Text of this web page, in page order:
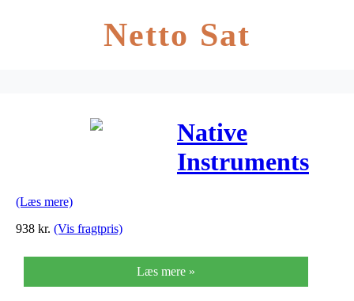
Netto Sat
Native
Instruments
interface
(Læs mere)
938 kr. (Vis fragtpris)
Læs mere »